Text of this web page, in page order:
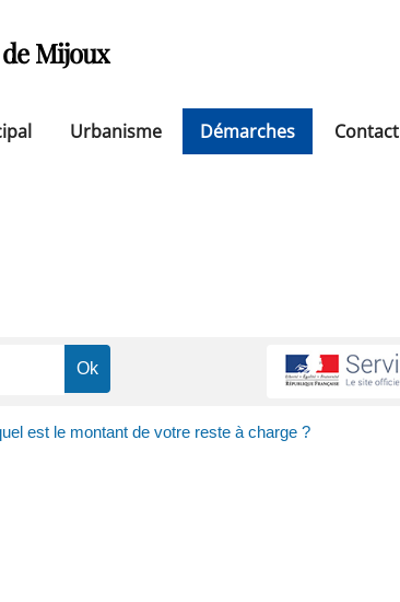
Mijoux
Urbanisme Démarches Contact
est le montant de votre reste à charge ?